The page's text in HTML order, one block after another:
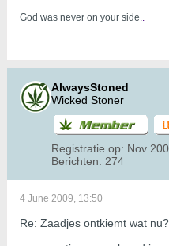
God was never on your side..
AlwaysStoned
Wicked Stoner
Registratie op: Nov
Berichten: 274
4 June 2009, 13:50
Re: Zaadjes ontkiemt wat nu?